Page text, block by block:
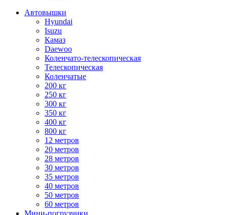
Автовышки
Hyundai
Isuzu
Камаз
Daewoo
Коленчато-телескопическая
Телескопическая
Коленчатые
200 кг
250 кг
300 кг
350 кг
400 кг
800 кг
12 метров
20 метров
28 метров
30 метров
35 метров
40 метров
50 метров
60 метров
Мини-погрузчики